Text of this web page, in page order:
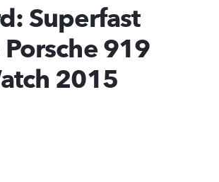
Superfast
919
2015